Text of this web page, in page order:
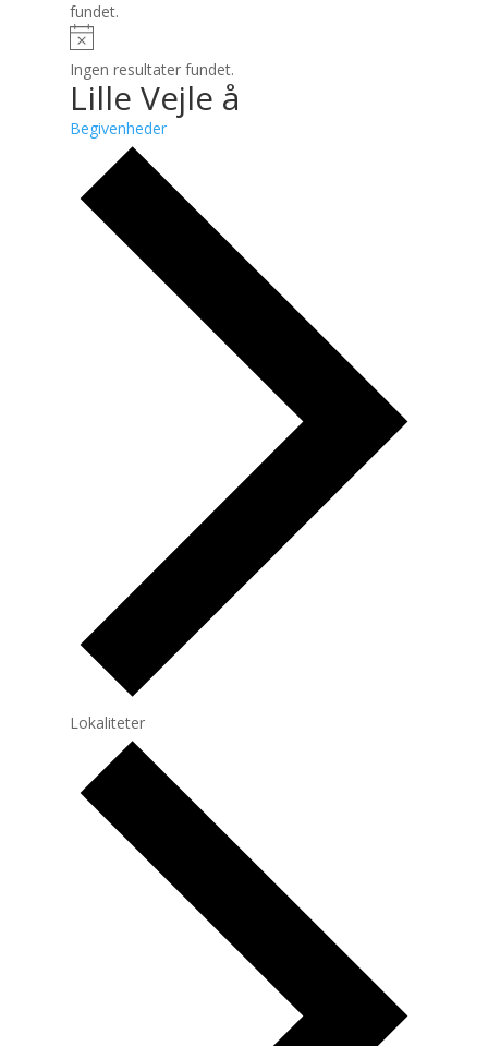
fundet.
Ingen resultater fundet.
Lille Vejle å
Begivenheder
Lokaliteter